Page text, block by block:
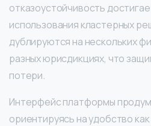
отказоустойчивость
использования кластерных
дублируются на нескольких
разных юрисдикциях, что
потери.
Интерфейс платформы
ориентируясь на удобство